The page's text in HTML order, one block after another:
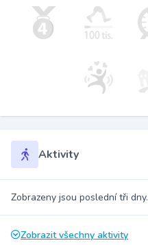
Aktivity
Zobrazeny jsou poslední tři dny.
Zobrazit všechny aktivity